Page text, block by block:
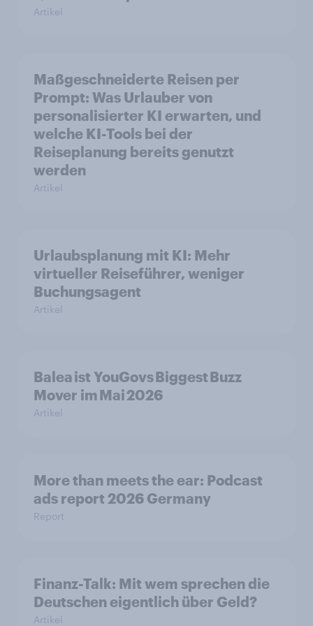
Artikel
Maßgeschneiderte Reisen per
Prompt: Was Urlauber von
personalisierter KI erwarten, und
welche KI-Tools bei der
Reiseplanung bereits genutzt
werden
Artikel
Urlaubsplanung mit KI: Mehr
virtueller Reiseführer, weniger
Buchungsagent
Artikel
Balea ist YouGovs Biggest Buzz
Mover im Mai 2026
Artikel
More than meets the ear: Podcast
ads report 2026 Germany
Report
Finanz-Talk: Mit wem sprechen die
Deutschen eigentlich über Geld?
Artikel